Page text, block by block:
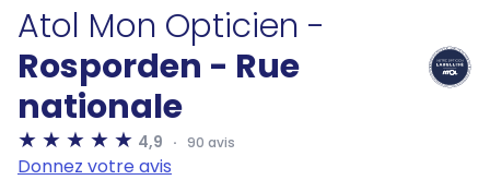
Atol Mon Opticien -
Rosporden - Rue
nationale
4,9 90 avis
Donnez votre avis